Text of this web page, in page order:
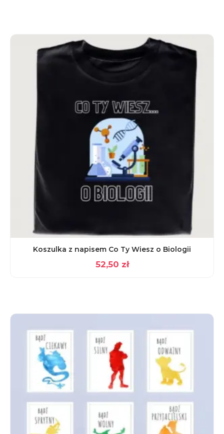
Koszulka z napisem Co Ty Wiesz o Biologii
52,50 zł